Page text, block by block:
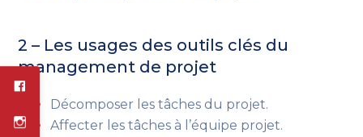
2 – Les usages des outils clés du
management de projet
Décomposer les tâches du projet.
Affecter les tâches à l’équipe projet.